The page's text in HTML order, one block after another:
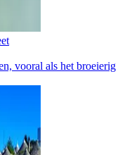
vooral als het broeierig